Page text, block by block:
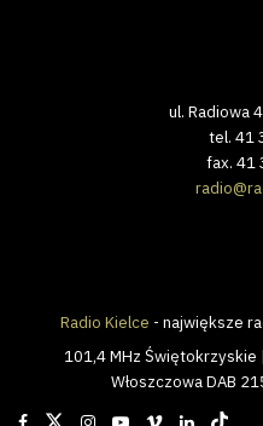
ul. Radiowa
tel. 41
fax. 41
Radio Kielce - największe
101,4 MHz Świętokrzyskie
Włoszczowa DAB